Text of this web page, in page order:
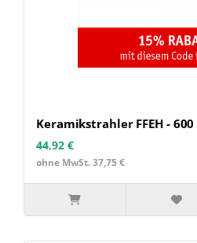
Keramikstrahler FFEH -
44,92 €
ohne MwSt. 37,75 €